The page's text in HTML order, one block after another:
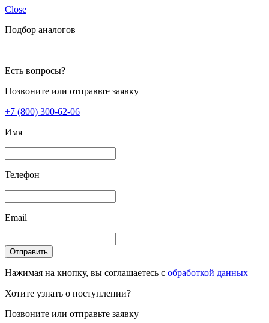
Close
Подбор аналогов
Есть вопросы?
Позвоните или отправьте заявку
+7 (800) 300-62-06
Имя
Телефон
Email
Отправить
Нажимая на кнопку, вы соглашаетесь с обработкой данных
Хотите узнать о поступлении?
Позвоните или отправьте заявку